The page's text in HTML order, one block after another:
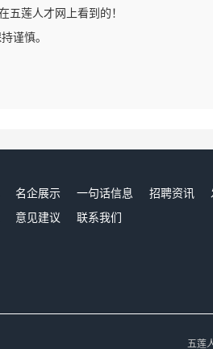
五莲人才网上看到的！
谨慎。
名企展示 一句话信息 招聘资讯
意见建议 联系我们
五莲